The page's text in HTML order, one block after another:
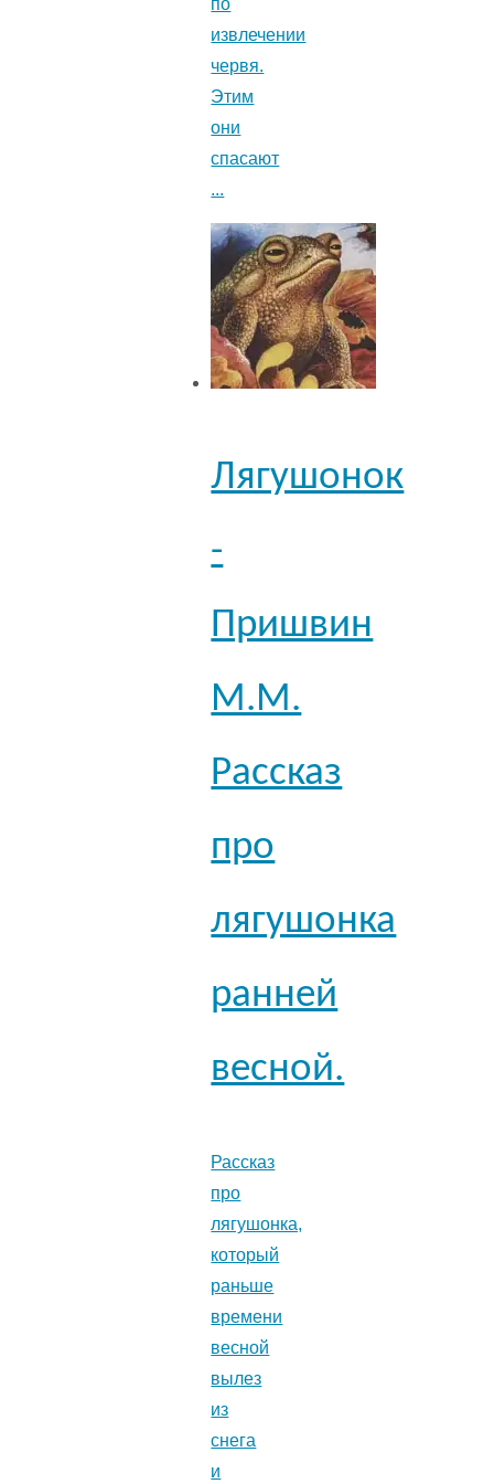
по
извлечении
червя.
Этим
они
спасают
...
Лягушонок
-
Пришвин
М.М.
Рассказ
про
лягушонка
ранней
весной.
Рассказ
про
лягушонка,
который
раньше
времени
весной
вылез
из
снега
и